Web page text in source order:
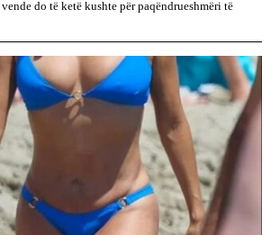
vende do të ketë kushte për paqëndrueshmëri të